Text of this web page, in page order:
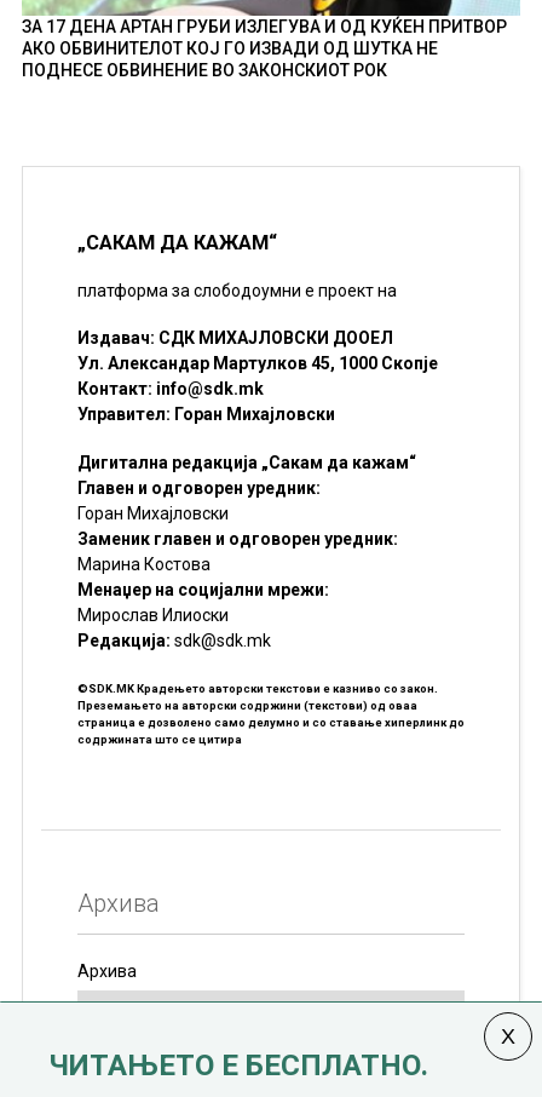
ЗА 17 ДЕНА АРТАН ГРУБИ ИЗЛЕГУВА И ОД КУЌЕН ПРИТВОР
АКО ОБВИНИТЕЛОТ КОЈ ГО ИЗВАДИ ОД ШУТКА НЕ
ПОДНЕСЕ ОБВИНЕНИЕ ВО ЗАКОНСКИОТ РОК
„САКАМ ДА КАЖАМ“
платформа за слободоумни е проект на
Издавач: СДК МИХАЈЛОВСКИ ДООЕЛ
Ул. Александар Мартулков 45, 1000 Скопје
Контакт: info@sdk.mk
Управител: Горан Михајловски
Дигитална редакција „Сакам да кажам“
Главен и одговорен уредник:
Горан Михајловски
Заменик главен и одговорен уредник:
Марина Костова
Менаџер на социјални мрежи:
Мирослав Илиоски
Редакцијa: sdk@sdk.mk
©SDK.MK Крадењето авторски текстови е казниво со закон.
Преземањето на авторски содржини (текстови) од оваа
страница е дозволено само делумно и со ставање хиперлинк до
содржината што се цитира
Архива
Архива
ЧИТАЊЕТО Е БЕСПЛАТНО.